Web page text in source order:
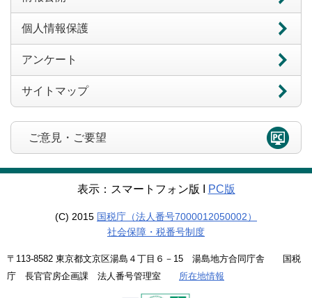
個人情報保護
アンケート
サイトマップ
ご意見・ご要望
表示：スマートフォン版 Ι PC版
(C) 2015 国税庁（法人番号7000012050002）
社会保障・税番号制度
〒113-8582 東京都文京区湯島４丁目６－15 湯島地方合同庁舎 国税
庁 長官官房企画課 法人番号管理室 所在地情報